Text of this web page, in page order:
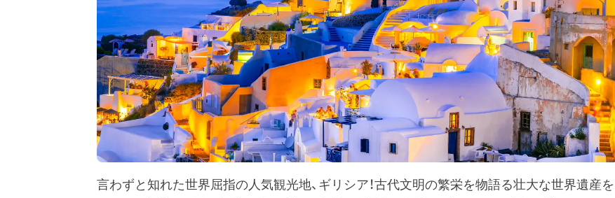
言わずと知れた世界屈指の人気観光地、ギリシア！古代文明の繁栄を物語る壮大な世界遺産を